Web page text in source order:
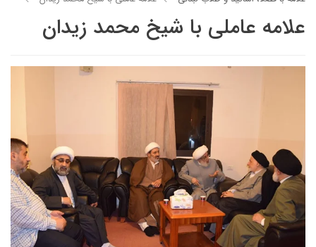
علامه عاملي با شيخ محمد زيدان